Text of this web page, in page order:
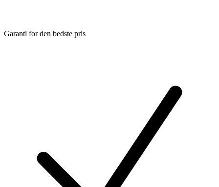
Garanti for den bedste pris